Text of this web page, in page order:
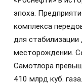
эпоха.
комплекса
для
месторождении.
Самотлора
410 млрд куб. газа.